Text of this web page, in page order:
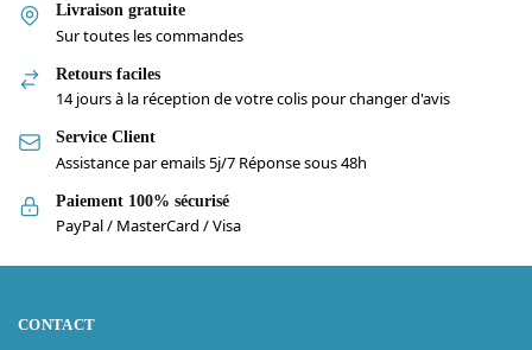
Livraison gratuite
Sur toutes les commandes
Retours faciles
14 jours à la réception de votre colis pour changer d'avis
Service Client
Assistance par emails 5j/7 Réponse sous 48h
Paiement 100% sécurisé
PayPal / MasterCard / Visa
CONTACT